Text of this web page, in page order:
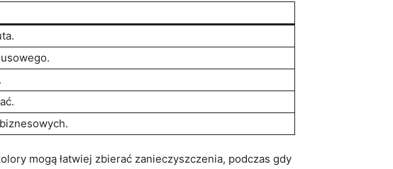
mogą łatwiej zbierać zanieczyszczenia, podczas gdy